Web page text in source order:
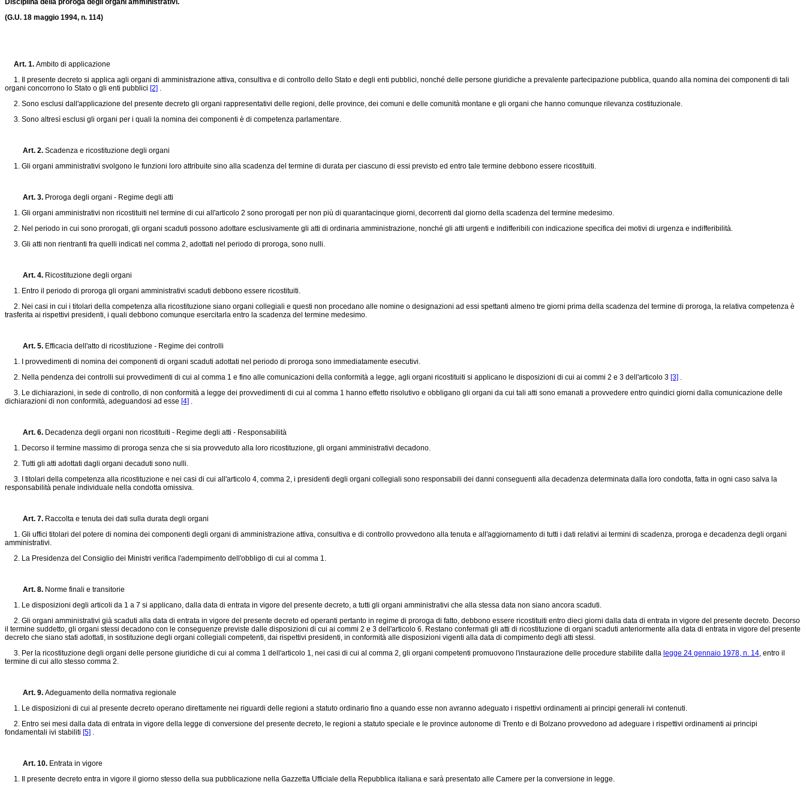
Disciplina della proroga degli organi amministrativi.
(G.U. 18 maggio 1994, n. 114)
Art. 1. Ambito di applicazione
1. Il presente decreto si applica agli organi di amministrazione attiva, consultiva e di controllo dello Stato e degli enti pubblici, nonché delle persone giuridiche a prevalente partecipazione pubblica, quando alla nomina dei componenti di tali
organi concorrono lo Stato o gli enti pubblici [2] .
2. Sono esclusi dall'applicazione del presente decreto gli organi rappresentativi delle regioni, delle province, dei comuni e delle comunità montane e gli organi che hanno comunque rilevanza costituzionale.
3. Sono altresì esclusi gli organi per i quali la nomina dei componenti è di competenza parlamentare.
Art. 2. Scadenza e ricostituzione degli organi
1. Gli organi amministrativi svolgono le funzioni loro attribuite sino alla scadenza del termine di durata per ciascuno di essi previsto ed entro tale termine debbono essere ricostituiti.
Art. 3. Proroga degli organi - Regime degli atti
1. Gli organi amministrativi non ricostituiti nel termine di cui all'articolo 2 sono prorogati per non più di quarantacinque giorni, decorrenti dal giorno della scadenza del termine medesimo.
2. Nel periodo in cui sono prorogati, gli organi scaduti possono adottare esclusivamente gli atti di ordinaria amministrazione, nonché gli atti urgenti e indifferibili con indicazione specifica dei motivi di urgenza e indifferibilità.
3. Gli atti non rientranti fra quelli indicati nel comma 2, adottati nel periodo di proroga, sono nulli.
Art. 4. Ricostituzione degli organi
1. Entro il periodo di proroga gli organi amministrativi scaduti debbono essere ricostituiti.
2. Nei casi in cui i titolari della competenza alla ricostituzione siano organi collegiali e questi non procedano alle nomine o designazioni ad essi spettanti almeno tre giorni prima della scadenza del termine di proroga, la relativa competenza è
trasferita ai rispettivi presidenti, i quali debbono comunque esercitarla entro la scadenza del termine medesimo.
Art. 5. Efficacia dell'atto di ricostituzione - Regime dei controlli
1. I provvedimenti di nomina dei componenti di organi scaduti adottati nel periodo di proroga sono immediatamente esecutivi.
2. Nella pendenza dei controlli sui provvedimenti di cui al comma 1 e fino alle comunicazioni della conformità a legge, agli organi ricostituiti si applicano le disposizioni di cui ai commi 2 e 3 dell'articolo 3 [3] .
3. Le dichiarazioni, in sede di controllo, di non conformità a legge dei provvedimenti di cui al comma 1 hanno effetto risolutivo e obbligano gli organi da cui tali atti sono emanati a provvedere entro quindici giorni dalla comunicazione delle
dichiarazioni di non conformità, adeguandosi ad esse [4] .
Art. 6. Decadenza degli organi non ricostituiti - Regime degli atti - Responsabilità
1. Decorso il termine massimo di proroga senza che si sia provveduto alla loro ricostituzione, gli organi amministrativi decadono.
2. Tutti gli atti adottati dagli organi decaduti sono nulli.
3. I titolari della competenza alla ricostituzione e nei casi di cui all'articolo 4, comma 2, i presidenti degli organi collegiali sono responsabili dei danni conseguenti alla decadenza determinata dalla loro condotta, fatta in ogni caso salva la
responsabilità penale individuale nella condotta omissiva.
Art. 7. Raccolta e tenuta dei dati sulla durata degli organi
1. Gli uffici titolari del potere di nomina dei componenti degli organi di amministrazione attiva, consultiva e di controllo provvedono alla tenuta e all'aggiornamento di tutti i dati relativi ai termini di scadenza, proroga e decadenza degli organi
amministrativi.
2. La Presidenza del Consiglio dei Ministri verifica l'adempimento dell'obbligo di cui al comma 1.
Art. 8. Norme finali e transitorie
1. Le disposizioni degli articoli da 1 a 7 si applicano, dalla data di entrata in vigore del presente decreto, a tutti gli organi amministrativi che alla stessa data non siano ancora scaduti.
2. Gli organi amministrativi già scaduti alla data di entrata in vigore del presente decreto ed operanti pertanto in regime di proroga di fatto, debbono essere ricostituiti entro dieci giorni dalla data di entrata in vigore del presente decreto. Decorso
il termine suddetto, gli organi stessi decadono con le conseguenze previste dalle disposizioni di cui ai commi 2 e 3 dell'articolo 6. Restano confermati gli atti di ricostituzione di organi scaduti anteriormente alla data di entrata in vigore del presente
decreto che siano stati adottati, in sostituzione degli organi collegiali competenti, dai rispettivi presidenti, in conformità alle disposizioni vigenti alla data di compimento degli atti stessi.
3. Per la ricostituzione degli organi delle persone giuridiche di cui al comma 1 dell'articolo 1, nei casi di cui al comma 2, gli organi competenti promuovono l'instaurazione delle procedure stabilite dalla legge 24 gennaio 1978, n. 14, entro il
termine di cui allo stesso comma 2.
Art. 9. Adeguamento della normativa regionale
1. Le disposizioni di cui al presente decreto operano direttamente nei riguardi delle regioni a statuto ordinario fino a quando esse non avranno adeguato i rispettivi ordinamenti ai principi generali ivi contenuti.
2. Entro sei mesi dalla data di entrata in vigore della legge di conversione del presente decreto, le regioni a statuto speciale e le province autonome di Trento e di Bolzano provvedono ad adeguare i rispettivi ordinamenti ai principi
fondamentali ivi stabiliti [5] .
Art. 10. Entrata in vigore
1. Il presente decreto entra in vigore il giorno stesso della sua pubblicazione nella Gazzetta Ufficiale della Repubblica italiana e sarà presentato alle Camere per la conversione in legge.